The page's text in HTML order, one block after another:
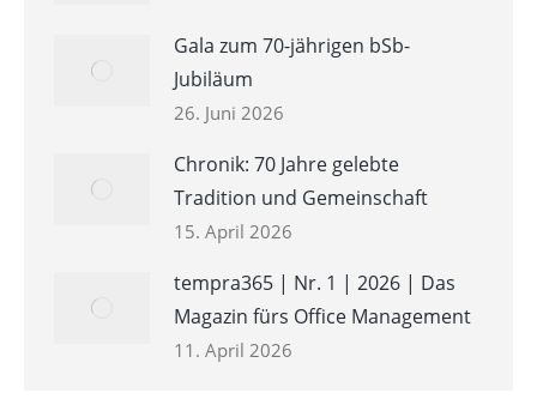
Gala zum 70-jährigen bSb-
Jubiläum
26. Juni 2026
Chronik: 70 Jahre gelebte
Tradition und Gemeinschaft
15. April 2026
tempra365 | Nr. 1 | 2026 | Das
Magazin fürs Office Management
11. April 2026